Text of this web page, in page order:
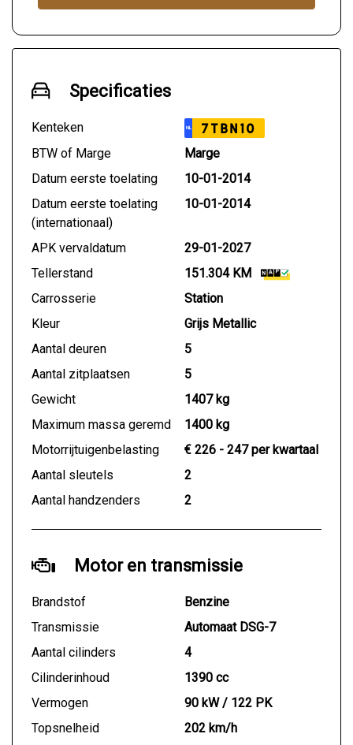
Specificaties
Kenteken NL 7TBN10
BTW of Marge
Marge
Datum eerste toelating
10-01-2014
Datum eerste toelating
(internationaal)
10-01-2014
APK vervaldatum
29-01-2027
Tellerstand
151.304 KM
Carrosserie
Station
Kleur
Grijs Metallic
Aantal deuren
5
Aantal zitplaatsen
5
Gewicht
1407 kg
Maximum massa geremd
1400 kg
Motorrijtuigenbelasting
€ 226 - 247 per kwartaal
Aantal sleutels
2
Aantal handzenders
2
Motor en transmissie
Brandstof
Benzine
Transmissie
Automaat DSG-7
Aantal cilinders
4
Cilinderinhoud
1390 cc
Vermogen
90 kW / 122 PK
Topsnelheid
202 km/h